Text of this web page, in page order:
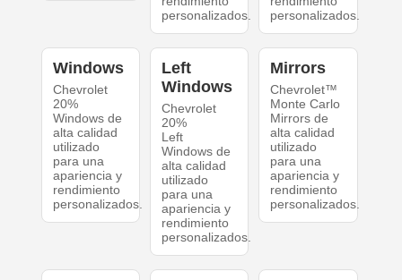
personalizados.
personalizados.
Windows
Chevrolet
20%
Windows de
alta calidad
utilizado
para una
apariencia y
rendimiento
personalizados.
Left
Windows
Chevrolet
20%
Left
Windows de
alta calidad
utilizado
para una
apariencia y
rendimiento
personalizados.
Mirrors
Chevrolet™
Monte Carlo
Mirrors de
alta calidad
utilizado
para una
apariencia y
rendimiento
personalizados.